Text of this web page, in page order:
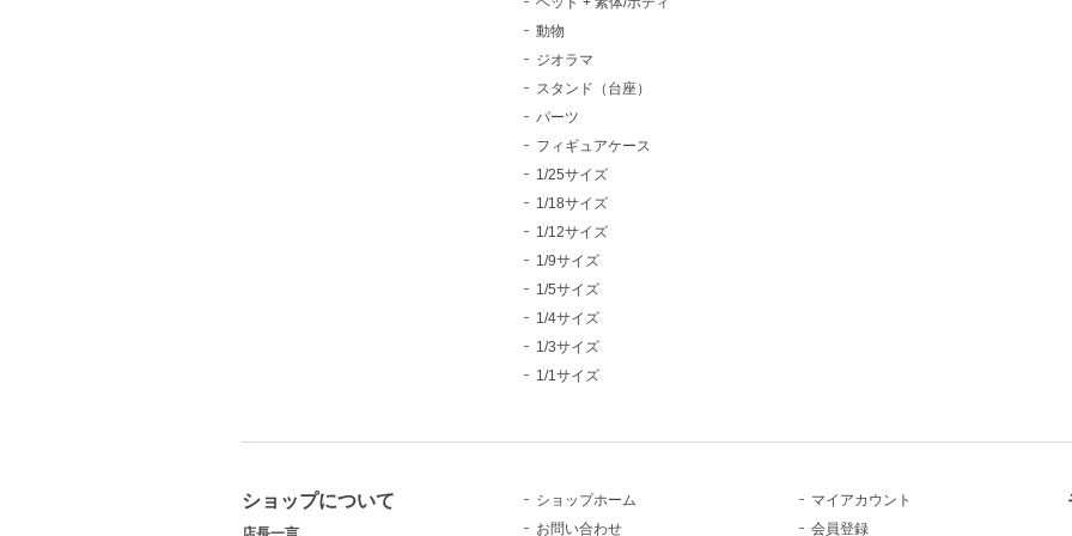
動物
ジオラマ
スタンド（台座）
パーツ
フィギュアケース
1/25サイズ
1/18サイズ
1/12サイズ
1/9サイズ
1/5サイズ
1/4サイズ
1/3サイズ
1/1サイズ
ショップについて
ショップホーム
お問い合わせ
マイアカウント
会員登録